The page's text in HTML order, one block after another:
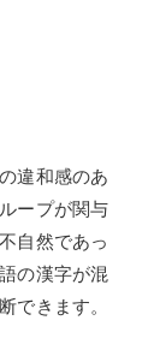
違和感のあ
ープが関与
自然であっ
の漢字が混
できます。